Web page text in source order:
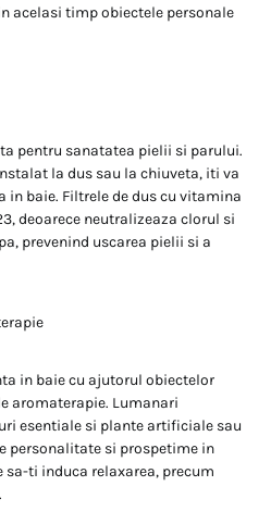
acelasi timp obiectele personale
pentru sanatatea pielii si parului.
la dus sau la chiuveta, iti va
baie. Filtrele de dus cu vitamina
deoarece neutralizeaza clorul si
prevenind uscarea pielii si a
in baie cu ajutorul obiectelor
aromaterapie. Lumanari
esentiale si plante artificiale sau
personalitate si prospetime in
sa-ti induca relaxarea, precum